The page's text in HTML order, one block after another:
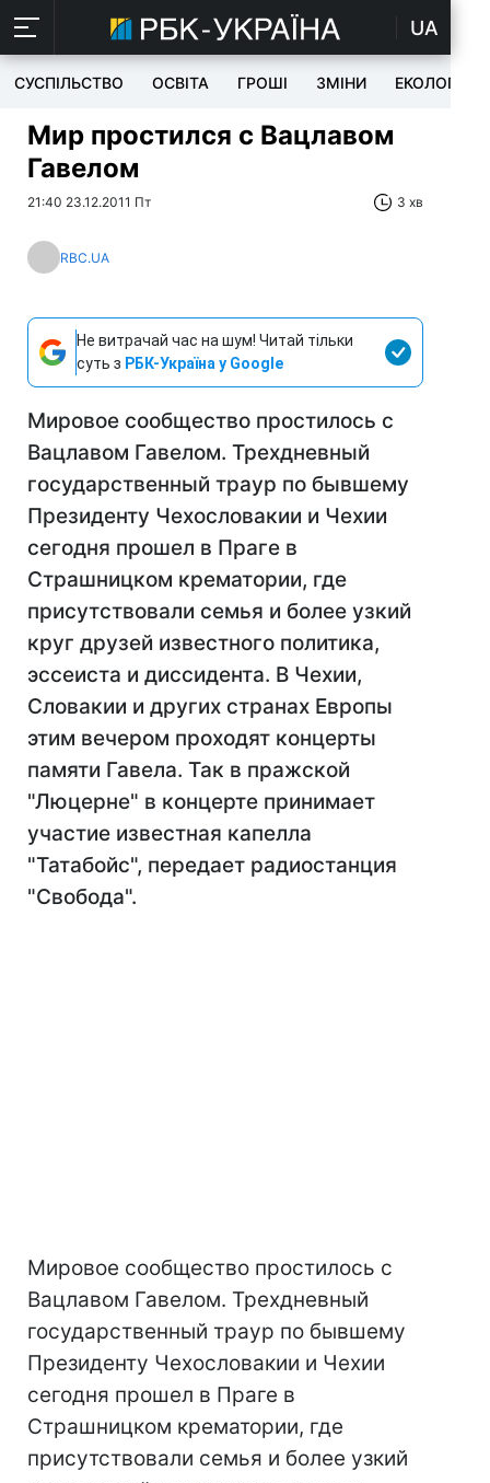
UA
СУСПІЛЬСТВО ОСВІТА ГРОШІ ЗМІНИ ЕКОЛОГІЯ
Мир простился с Вацлавом
Гавелом
21:40 23.12.2011 Пт 3 хв
RBC.UA
Не витрачай час на шум! Читай тільки
суть з РБК-Україна у Google
Мировое сообщество простилось с
Вацлавом Гавелом. Трехдневный
государственный траур по бывшему
Президенту Чехословакии и Чехии
сегодня прошел в Праге в
Страшницком крематории, где
присутствовали семья и более узкий
круг друзей известного политика,
эссеиста и диссидента. В Чехии,
Словакии и других странах Европы
этим вечером проходят концерты
памяти Гавела. Так в пражской
"Люцерне" в концерте принимает
участие известная капелла
"Татабойс", передает радиостанция
"Свобода".
Мировое сообщество простилось с
Вацлавом Гавелом. Трехдневный
государственный траур по бывшему
Президенту Чехословакии и Чехии
сегодня прошел в Праге в
Страшницком крематории, где
присутствовали семья и более узкий